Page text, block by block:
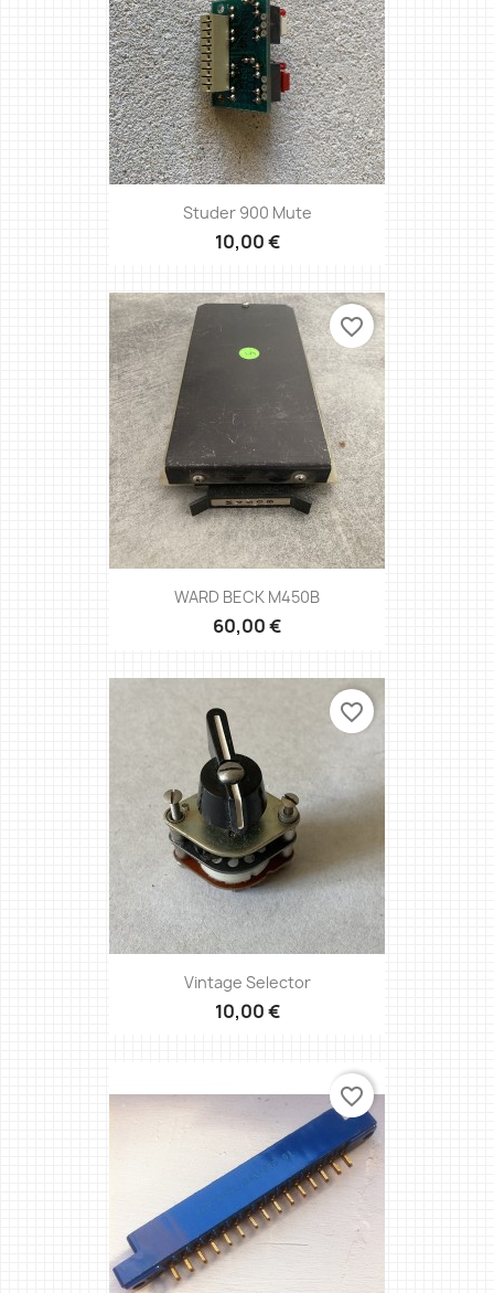
Studer 900 Mute
10,00 €
WARD BECK M450B
60,00 €
favorite_border
Vintage Selector
10,00 €
favorite_border
favorite_border